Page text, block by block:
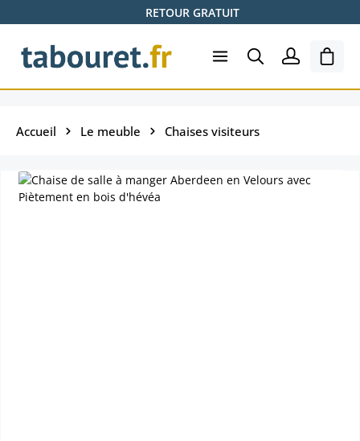
Passer au contenu principalRETOUR GRATUIT
Le
Accueil Le meuble Chaises visiteurs